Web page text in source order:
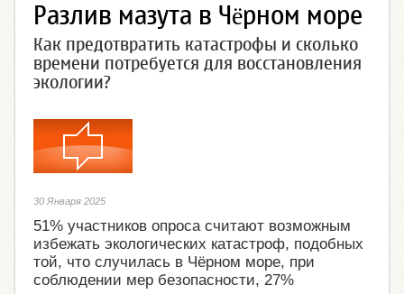
Разлив мазута в Чёрном море
Как предотвратить катастрофы и сколько
времени потребуется для восстановления
экологии?
30 Января 2025
51% участников опроса считают возможным
избежать экологических катастроф, подобных
той, что случилась в Чёрном море, при
соблюдении мер безопасности, 27%